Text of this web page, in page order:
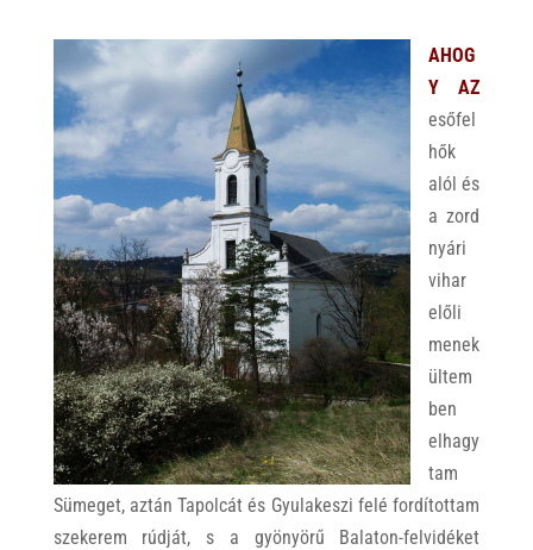
AHOG
Y AZ
esőfel
hők
alól és
a zord
nyári
vihar
előli
menek
ültem
ben
elhagy
tam
Sümeget, aztán Tapolcát és Gyulakeszi felé fordítottam
szekerem rúdját, s a gyönyörű Balaton-felvidéket